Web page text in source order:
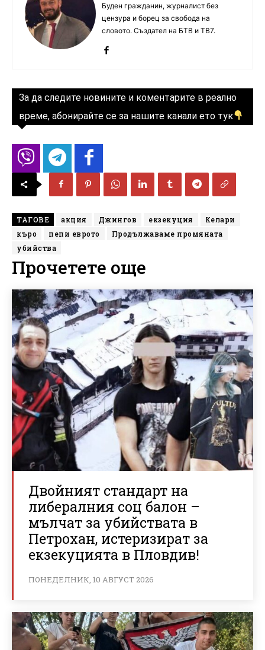
Буден гражданин, журналист без
цензура и борец за свобода на
словото. Създател на БТВ и ТВ7.
За да следите новините и коментарите в реално
време, абонирайте се за нашите канали ето тук
ТАГОВЕ акция Джингов екзекуция
Келари
къро
пепи еврото
Продължаваме промяната
убийства
Прочетете още
Двойният стандарт на
либералния соц балон –
мълчат за убийствата в
Петрохан, истеризират за
екзекуцията в Пловдив!
ПОНЕДЕЛНИК, 10 АВГУСТ 2026